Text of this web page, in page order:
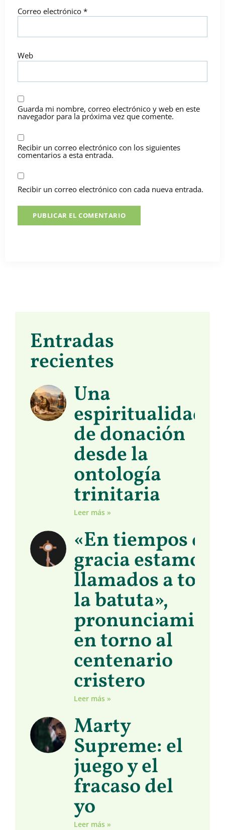
Correo electrónico *
Web
Guarda mi nombre, correo electrónico y web en este
navegador para la próxima vez que comente.
Recibir un correo electrónico con los siguientes
comentarios a esta entrada.
Recibir un correo electrónico con cada nueva entrada.
Entradas
recientes
Una
espiritualidad
de donación
desde la
ontología
trinitaria
Leer más »
«En tiempos de
gracia estamos
llamados a
la batuta»,
en torno al
centenario
cristero
Leer más »
Marty
Supreme: el
juego y el
fracaso del
yo
Leer más »